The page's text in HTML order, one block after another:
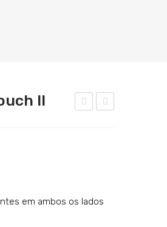
CF- CF-
II
em ambos os lados